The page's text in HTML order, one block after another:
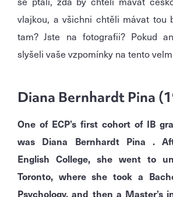
vlajkou, a všichni chtěli mávat tou
tam? Jste na fotografii? Pokud
slyšeli vaše vzpomínky na tento
Diana Bernhardt Pina
One of ECP’s first cohort of IB
was Diana Bernhardt Pina .
English College, she went to
Toronto, where she took a
Psychology, and then a Master’s